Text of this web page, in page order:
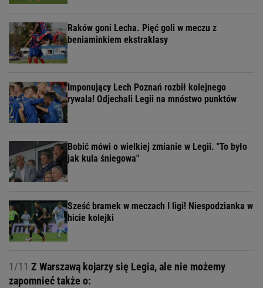
Raków goni Lecha. Pięć goli w meczu z
beniaminkiem ekstraklasy
Imponujący Lech Poznań rozbił kolejnego
rywala! Odjechali Legii na mnóstwo punktów
Bobić mówi o wielkiej zmianie w Legii. "To było
jak kula śniegowa"
Sześć bramek w meczach I ligi! Niespodzianka w
hicie kolejki
1/11 Z Warszawą kojarzy się Legia, ale nie możemy
zapomnieć także o: